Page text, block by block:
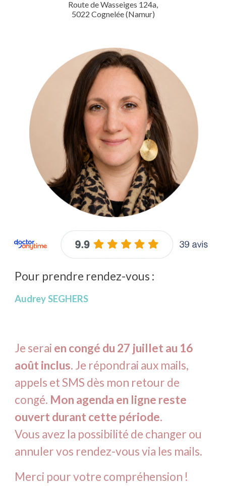
Route de Wasseiges 124a,
5022 Cognelée (Namur)
Pour prendre rendez-vous :
Audrey SEGHERS
Je serai en congé du 27 juillet au 16
août inclus. Je répondrai aux mails,
appels et SMS dès mon retour de
congé. Mon agenda en ligne reste
ouvert durant cette période.
Vous avez la possibilité de changer ou
annuler vos rendez-vous via les mails.
Merci pour votre compréhension !